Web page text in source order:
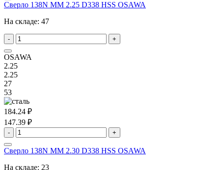
Сверло 138N MM 2.25 D338 HSS OSAWA
На складе: 47
- +
OSAWA
2.25
2.25
27
53
184.24 ₽
147.39 ₽
- +
Сверло 138N MM 2.30 D338 HSS OSAWA
На складе: 23